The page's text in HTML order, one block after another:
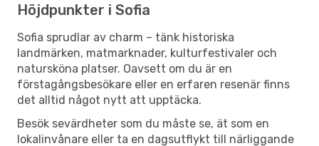
Höjdpunkter i Sofia
Sofia sprudlar av charm – tänk historiska
landmärken, matmarknader, kulturfestivaler och
natursköna platser. Oavsett om du är en
förstagångsbesökare eller en erfaren resenär finns
det alltid något nytt att upptäcka.
Besök sevärdheter som du måste se, ät som en
lokalinvånare eller ta en dagsutflykt till närliggande